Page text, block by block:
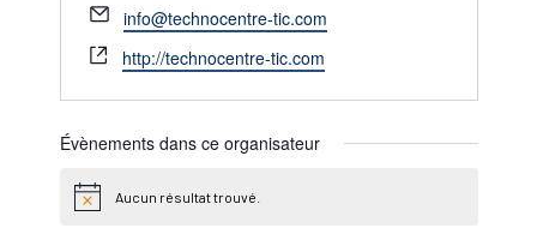
Email
info@technocentre-tic.com
Site
web
http://technocentre-tic.com
Évènements dans ce organisateur
NoticeAucun résultat trouvé.